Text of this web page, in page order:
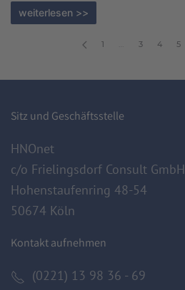
weiterlesen >>
1 3 4 5
Sitz und Geschäftsstelle
HNOnet
c/o Frielingsdorf Consult GmbH
Hohenstaufenring 48-54
50674 Köln
Kontakt aufnehmen
(0221) 13 98 36 - 69